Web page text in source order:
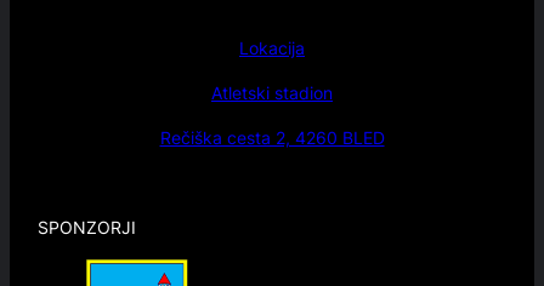
Lokacija
Atletski stadion
Rečiška cesta 2, 4260 BLED
SPONZORJI